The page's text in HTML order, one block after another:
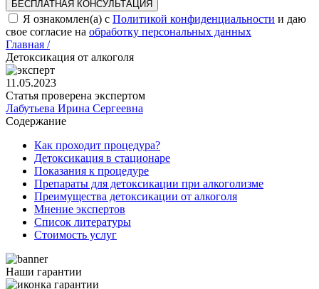
БЕСПЛАТНАЯ КОНСУЛЬТАЦИЯ
Я ознакомлен(а) с Политикой конфиденциальности и даю
свое согласие на обработку персональных данных
Главная /
Детоксикация от алкоголя
11.05.2023
Статья проверена экспертом
Лабутьева Ирина Сергеевна
Содержание
Как проходит процедура?
Детоксикация в стационаре
Показания к процедуре
Препараты для детоксикации при алкоголизме
Преимущества детоксикации от алкоголя
Мнение экспертов
Список литературы
Стоимость услуг
Наши гарантии